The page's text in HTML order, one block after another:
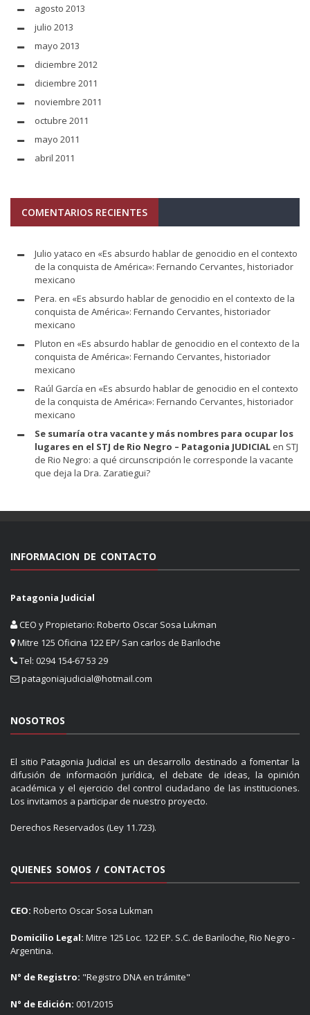
agosto 2013
julio 2013
mayo 2013
diciembre 2012
diciembre 2011
noviembre 2011
octubre 2011
mayo 2011
abril 2011
COMENTARIOS RECIENTES
Julio yataco en «Es absurdo hablar de genocidio en el contexto
de la conquista de América»: Fernando Cervantes, historiador
mexicano
Pera. en «Es absurdo hablar de genocidio en el contexto de la
conquista de América»: Fernando Cervantes, historiador
mexicano
Pluton en «Es absurdo hablar de genocidio en el contexto de la
conquista de América»: Fernando Cervantes, historiador
mexicano
Raúl García en «Es absurdo hablar de genocidio en el contexto
de la conquista de América»: Fernando Cervantes, historiador
mexicano
Se sumaría otra vacante y más nombres para ocupar los
lugares en el STJ de Rio Negro – Patagonia JUDICIAL en STJ
de Rio Negro: a qué circunscripción le corresponde la vacante
que deja la Dra. Zaratiegui?
INFORMACION DE CONTACTO
Patagonia Judicial
CEO y Propietario: Roberto Oscar Sosa Lukman
Mitre 125 Oficina 122 EP/ San carlos de Bariloche
Tel: 0294 154-67 53 29
patagoniajudicial@hotmail.com
NOSOTROS
El sitio Patagonia Judicial es un desarrollo destinado a fomentar la
difusión de información jurídica, el debate de ideas, la opinión
académica y el ejercicio del control ciudadano de las instituciones.
Los invitamos a participar de nuestro proyecto.
Derechos Reservados (Ley 11.723).
QUIENES SOMOS / CONTACTOS
CEO: Roberto Oscar Sosa Lukman
Domicilio Legal: Mitre 125 Loc. 122 EP. S.C. de Bariloche, Rio Negro -
Argentina.
N° de Registro: "Registro DNA en trámite"
N° de Edición: 001/2015